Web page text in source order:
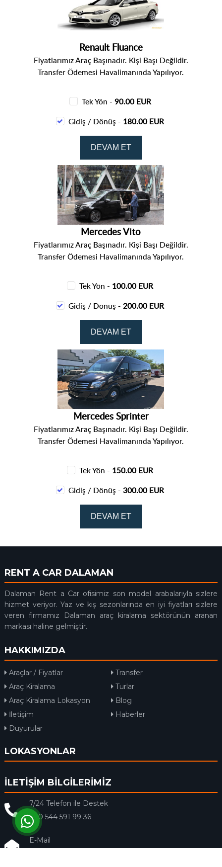
Renault Fluance
Fiyatlarımız Araç Başınadır. Kişi Başı Değildir.
Transfer Ödemesi Havalimanında Yapılıyor.
Tek Yön - 90.00 EUR
Gidiş / Dönüş - 180.00 EUR
Mercedes Vito
Fiyatlarımız Araç Başınadır. Kişi Başı Değildir.
Transfer Ödemesi Havalimanında Yapılıyor.
Tek Yön - 100.00 EUR
Gidiş / Dönüş - 200.00 EUR
Mercedes Sprinter
Fiyatlarımız Araç Başınadır. Kişi Başı Değildir.
Transfer Ödemesi Havalimanında Yapılıyor.
Tek Yön - 150.00 EUR
Gidiş / Dönüş -300.00 EUR
RENT A CAR DALAMAN
Dalaman Rent a Car ofisimiz son model arabalarıyla sizlere
hizmet veriyor. Yaz ve kış sezonlarında en iyi fiyatları sizlere
veren firmamız Dalaman araç kiralama sektörünün aranan
markası haline gelmiştir.
HAKKIMIZDA
Araçlar / Fiyatlar
Transfer
Araç Kiralama
Turlar
Araç Kiralama Lokasyon
Blog
İletişim
Haberler
Duyurular
LOKASYONLAR
İLETİŞİM BİLGİLERİMİZ
7/24 Telefon ile Destek
+90 544 591 99 36
E-Mail